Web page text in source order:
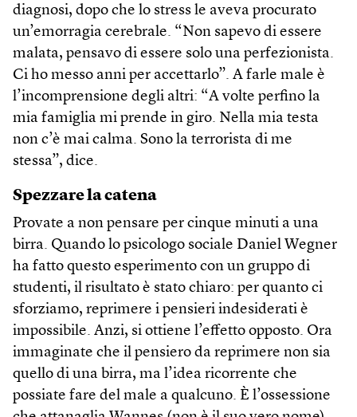
diagnosi, dopo che lo stress le aveva procurato
un’emorragia cerebrale. “Non sapevo di essere
malata, pensavo di essere solo una perfezionista.
Ci ho messo anni per accettarlo”. A farle male è
l’incomprensione degli altri: “A volte perfino la
mia famiglia mi prende in giro. Nella mia testa
non c’è mai calma. Sono la terrorista di me
stessa”, dice.
Spezzare la catena
Provate a non pensare per cinque minuti a una
birra. Quando lo psicologo sociale Daniel Wegner
ha fatto questo esperimento con un gruppo di
studenti, il risultato è stato chiaro: per quanto ci
sforziamo, reprimere i pensieri indesiderati è
impossibile. Anzi, si ottiene l’effetto opposto. Ora
immaginate che il pensiero da reprimere non sia
quello di una birra, ma l’idea ricorrente che
possiate fare del male a qualcuno. È l’ossessione